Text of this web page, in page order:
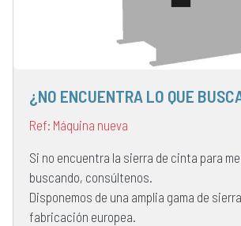
¿NO ENCUENTRA LO QUE
Ref: Máquina nueva
Si no encuentra la sierra de cinta para
buscando, consúltenos.
Disponemos de una amplia gama de
fabricación europea.